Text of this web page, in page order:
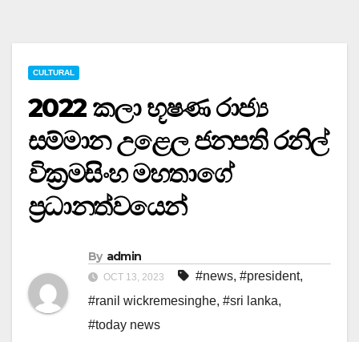
CULTURAL
2022 කලා භූෂණ රාජ්‍ය
සම්මාන උළෙල ජනපති රනිල්
වික්‍රමසිංහ මහතාගේ
ප්‍රධානත්වයෙන්
By admin
OCT 13, 2023 #news, #president,
#ranil wickremesinghe, #sri lanka,
#today news